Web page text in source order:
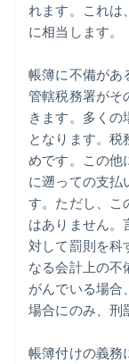
れます。これは
に相当します。
帳簿に不備があ
管轄税務署がそ
きます。多くの
となります。税
めです。この他
に遡っての支払
す。ただし、こ
はありません。
対して罰則を科
なる会計上の不
がんでいる場合
場合にのみ、刑
帳簿付けの義務